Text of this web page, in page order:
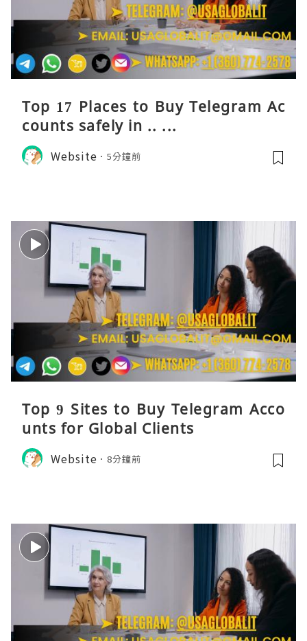
Top 17 Places to Buy Telegram Ac
counts safely in .. ...
Website 5分鐘前
Top 9 Sites to Buy Telegram Acco
unts for Global Clients
Website 8分鐘前